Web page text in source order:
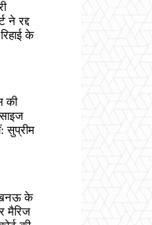
ने रद्द
के
की
सुप्रीम
के
मैरिज